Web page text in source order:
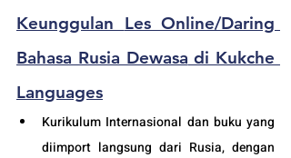
Keunggulan Les Online/Daring
Bahasa Rusia Dewasa di Kukche
Languages
Kurikulum Internasional dan buku yang
diimport langsung dari Rusia, dengan